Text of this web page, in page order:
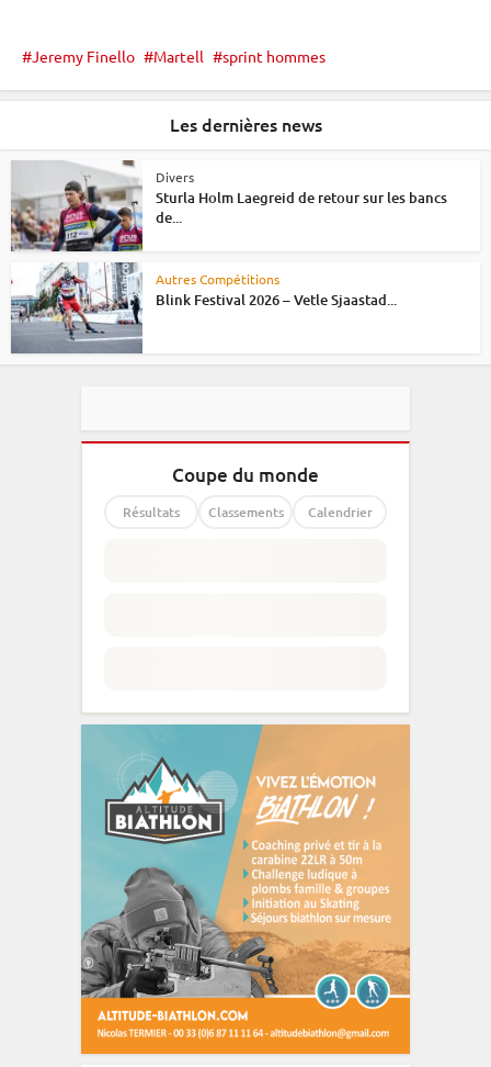
Jeremy Finello Martell sprint hommes
Les dernières news
Divers
Sturla Holm Laegreid de retour sur les bancs
de...
Autres Compétitions
Blink Festival 2026 – Vetle Sjaastad...
Coupe du monde
Résultats Classements Calendrier